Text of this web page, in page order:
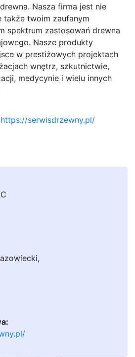
Nasza firma jest nie
także twoim zaufanym
spektrum zastosowań drewna
Nasze produkty
w prestiżowych projektach
wnętrz, szkutnictwie,
medycynie i wielu innych
https://serwisdrzewny.pl/
,